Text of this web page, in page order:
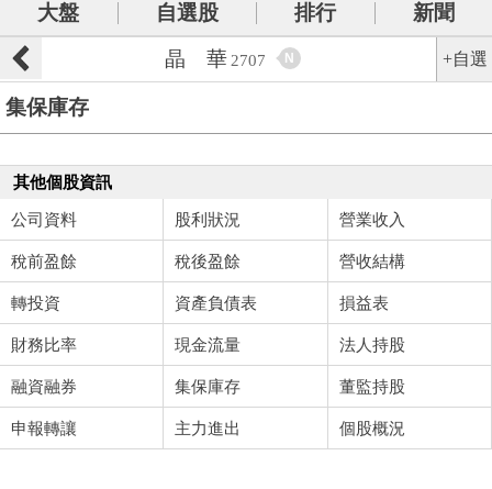
大盤 自選股 排行
新聞
晶 華 2707 N +自選
集保庫存
其他個股資訊
公司資料 股利狀況 營業收入
稅前盈餘 稅後盈餘 營收結構
轉投資 資產負債表 損益表
財務比率 現金流量 法人持股
融資融券 集保庫存 董監持股
申報轉讓 主力進出 個股概況